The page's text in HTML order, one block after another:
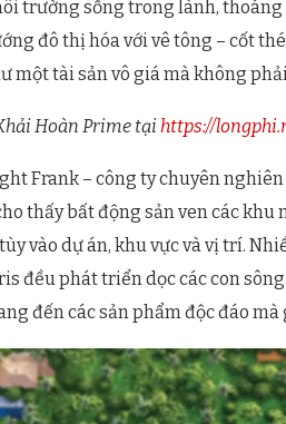
trường sống trong lành,
đô thị hóa với vê tông – cốt
một tài sản vô giá mà không
Hoàn Prime tại https://
Frank – công ty chuyên
thấy bất động sản ven các khu
vào dự án, khu vực và vị trí.
đều phát triển dọc các con
đến các sản phẩm độc đáo